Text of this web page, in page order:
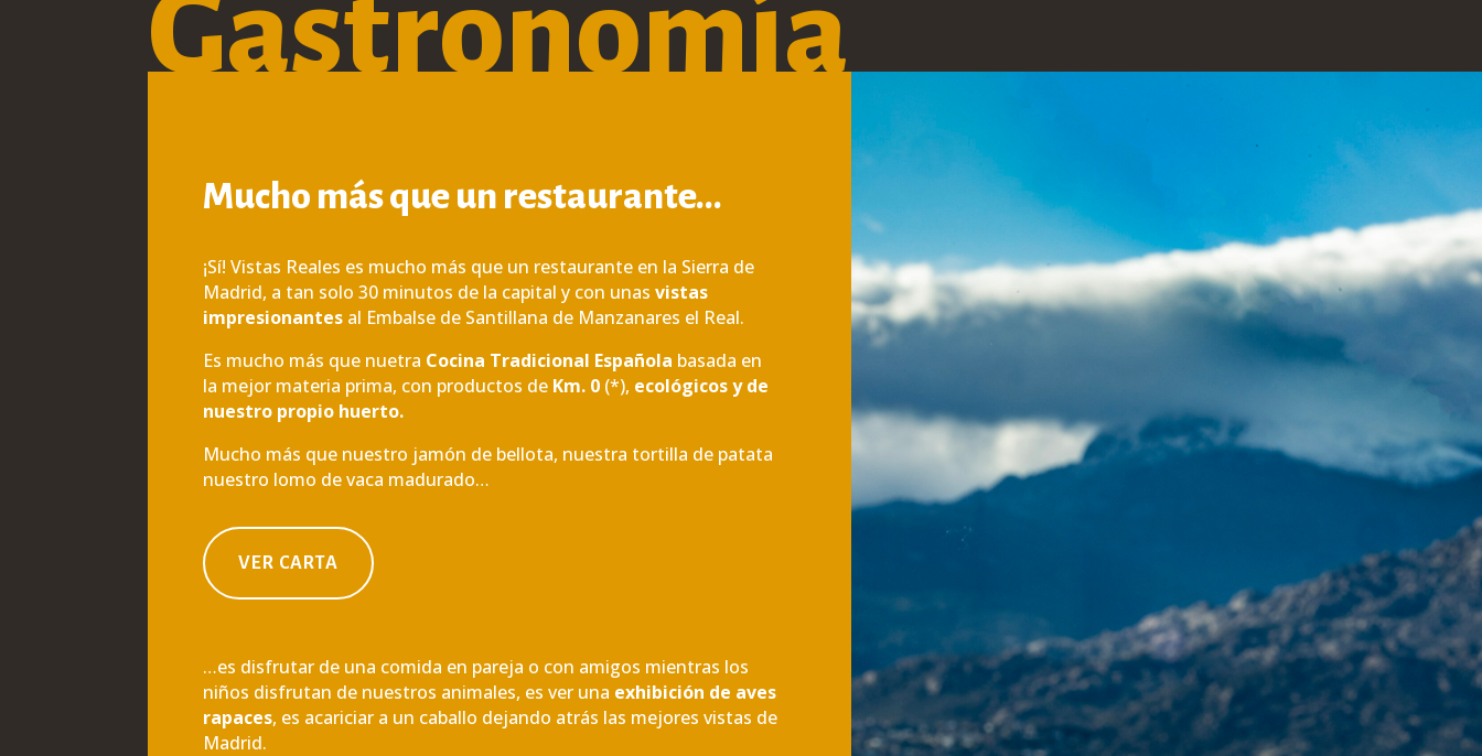
Gastronomía
Mucho más que un restaurante…
¡Sí! Vistas Reales es mucho más que un restaurante en la Sierra de
Madrid, a tan solo 30 minutos de la capital y con unasvistas
impresionantes al Embalse de Santillana de Manzanares el Real.
Es mucho más que nuetra Cocina Tradicional Española basada en
la mejor materia prima, con productos de Km. 0 (*), ecológicos y de
nuestro propio huerto.
Mucho más que nuestro jamón de bellota, nuestra tortilla de patata
nuestro lomo de vaca madurado…
VER CARTA
…es disfrutar de una comida en pareja o con amigos mientras los
niños disfrutan de nuestros animales, es ver una exhibición de aves
rapaces, es acariciar a un caballo dejando atrás las mejores vistas de
Madrid.